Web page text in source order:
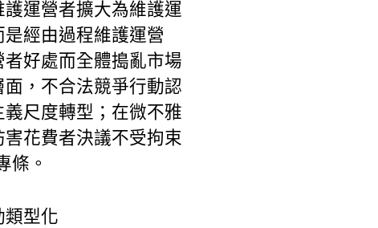
運營者擴大為維護運
經由過程維護運營
好處而全體搗亂市場
，不合法競爭行動認
尺度轉型；在微不雅
花費者決議不受拘束
條。
類型化